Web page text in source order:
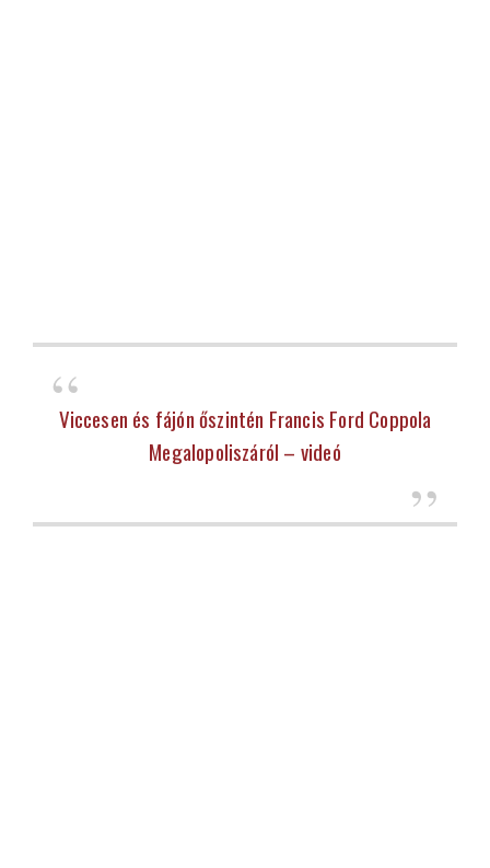
Viccesen és fájón őszintén Francis Ford Coppola
Megalopoliszáról – videó